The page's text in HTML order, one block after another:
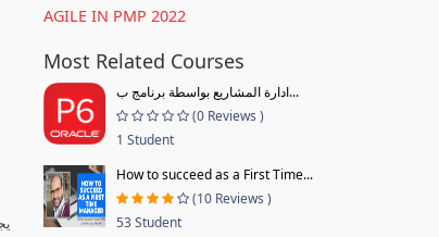
AGILE IN PMP 2022
Most Related Courses
ادارة المشاريع بواسطة برنامج ب...
(0 Reviews )
1 Student
How to succeed as a First Time...
(10 Reviews )
53 Student